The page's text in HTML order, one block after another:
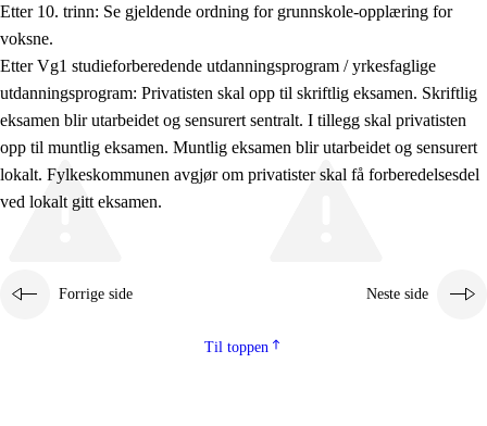
Etter 10. trinn: Se gjeldende ordning for grunnskole-opplæring for
voksne.
Etter Vg1 studieforberedende utdanningsprogram / yrkesfaglige
utdanningsprogram: Privatisten skal opp til skriftlig eksamen. Skriftlig
eksamen blir utarbeidet og sensurert sentralt. I tillegg skal privatisten
opp til muntlig eksamen. Muntlig eksamen blir utarbeidet og sensurert
lokalt. Fylkeskommunen avgjør om privatister skal få forberedelsesdel
ved lokalt gitt eksamen.
Forrige side Neste side
Til toppen